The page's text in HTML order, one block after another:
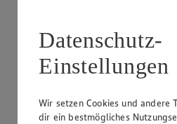
Zitronenabrieb und 1-2 EL
Buttermilch zugeben und
Mehlmischung sowie die
zu einem glatten Teig verrühren.
die Oberfläche glattstreichen.
vermischen und gleichmäßig
Datenschutz-
Einstellungen
Wir setzen Cookies und andere
dir ein bestmögliches